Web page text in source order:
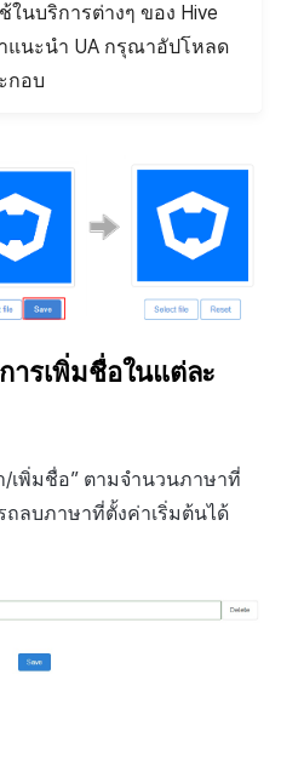
นบริการต่างๆ ของ Hive
แนะนำ UA กรุณาอัปโหลด
กอบ
ารเพิ่มชื่อในแต่ละ
พิ่มชื่อ” ตามจำนวนภาษาที่
ลบภาษาที่ตั้งค่าเริ่มต้นได้